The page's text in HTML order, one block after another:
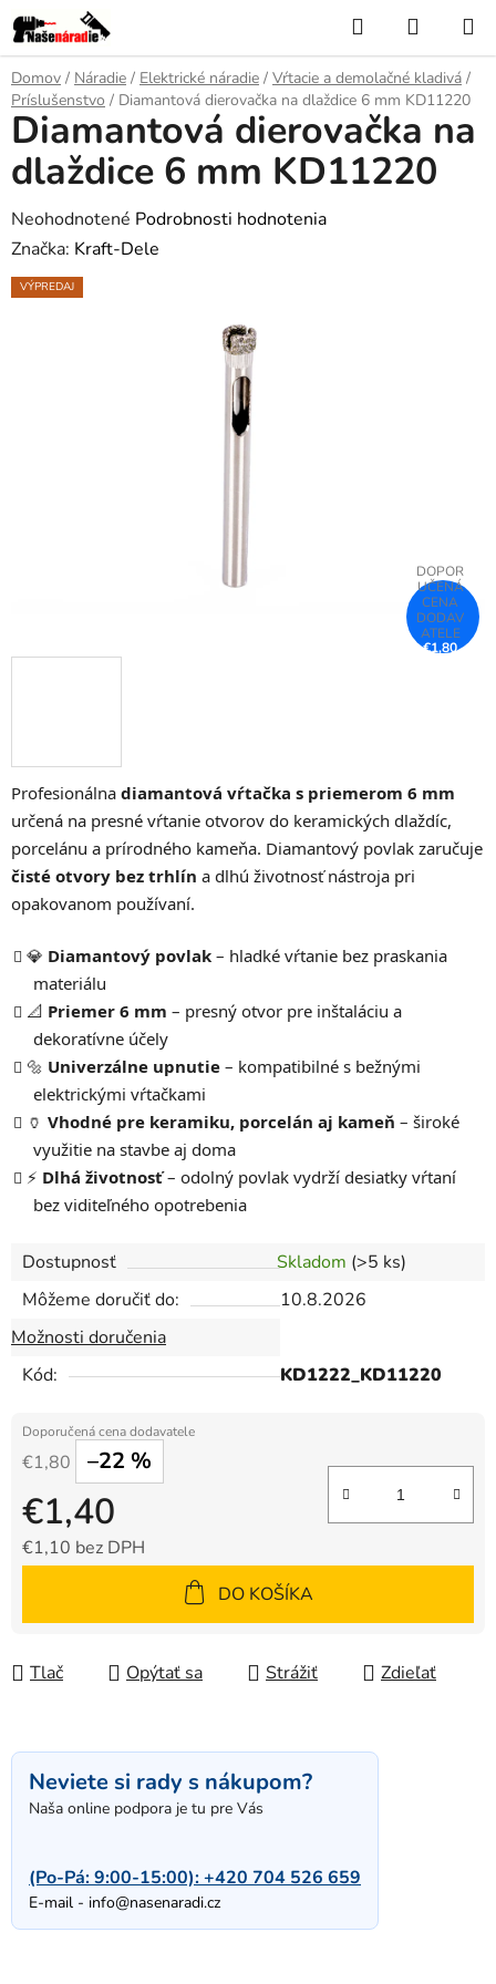
Prejsť
na
obsah
Hľadať
KOŠÍK
Domov / Náradie / Elektrické náradie / Vŕtacie a demolačné kladivá /
Príslušenstvo / Diamantová dierovačka na dlaždice 6 mm KD11220
Profesionálna diamantová vŕtačka s priemerom 6 mm
určená na presné vŕtanie otvorov do keramických dlaždíc,
porcelánu a prírodného kameňa. Diamantový povlak zaručuje
čisté otvory bez trhlín a dlhú životnosť nástroja pri
opakovanom používaní.
💎 Diamantový povlak – hladké vŕtanie bez praskania
materiálu
📐 Priemer 6 mm – presný otvor pre inštaláciu a
dekoratívne účely
🔩 Univerzálne upnutie – kompatibilné s bežnými
elektrickými vŕtačkami
🏺 Vhodné pre keramiku, porcelán aj kameň – široké
využitie na stavbe aj doma
⚡ Dlhá životnosť– odolný povlak vydrží desiatky vŕtaní
bez viditeľného opotrebenia
Dostupnosť Skladom (>5 ks)
Môžeme doručiť do:
10.8.2026
Možnosti doručenia
Kód:
KD1222_KD11220
€1,80 –22 %
€1,40
€1,10 bez DPH
DO KOŠÍKA
Tlač Opýtať sa Strážiť Zdieľať
Diamantová dierovačka na
dlaždice 6 mm KD11220
Priemerné
hodnotenie
produktu
Neohodnotené Podrobnosti hodnotenia
Značka: Kraft-Dele
VÝPREDAJ
€1,80
Neviete si rady s nákupom?
Naša online podpora je tu pre Vás
(Po-Pá: 9:00-15:00):+420 704 526 659
E-mail - info@nasenaradi.cz